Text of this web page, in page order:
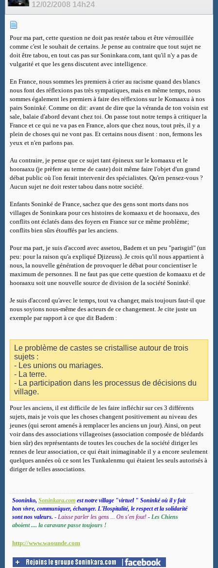
12/02/2008 14h24
Pour ma part, cette question ne doit pas restée tabou et être vérrouillée
comme c'est le souhait de certains. Je pense au contraire que tout sujet ne
doit être tabou, en tout cas pas sur Soninkara.com, tant qu'il n'y a pas de
vulgarité et que les gens discutent avec intelligence.
En France, nous sommes les premiers à crier au racisme quand des blancs
nous font des réflexions pas très sympatiques, mais en même temps, nous
sommes également les premiers à faire des réflexions sur le Komaaxu à nos
pairs Soninké. Comme on dit: avant de dire que la véranda de ton voisin est
sale, balaie d'abord devant chez toi. On passe tout notre temps à critiquer la
France et ce qui ne va pas en France, alors que chez nous, tout près, il y a
plein de choses qui ne vont pas. Et certains nous disent : non, fermons les
yeux et n'en parlons pas.
Au contraire, je pense que ce sujet tant épineux sur le komaaxu et le
hooraaxu (je prèfere au terme de caste) doit même faire l'objet d'un grand
débat public où l'on ferait intervenir des spécialistes. Qu'en pensez-vous ?
Aucun sujet ne doit rester tabou dans notre société.
Enfants Soninké de France, sachez que des gens sont morts dans nos
villages de Soninkara pour ces histoires de komaaxu et de hooraaxu, des
conflits ont éclatés dans des foyers en France sur ce même problème;
conflits bien sûrs étouffés par les anciens.
Pour ma part, je suis d'accord avec assetou, Badem et un peu "parisgirl" (un
peu: pour la raison qu'a expliqué Djizeuss). Je crois qu'il nous appartient à
nous, la nouvelle génération de provoquer le débat pour concientiser le
maximum de personnes. Il ne faut pas que cette question de komaaxu et de
hooraaxu soit une nouvelle source de division de la société Soninké.
Je suis d'accord qu'avec le temps, tout va changer, mais toujours faut-il que
nous soyions nous-même des acteurs de ce changement. Je cite juste un
exemple par rapport à ce que dit Badem :
Le problème de castes se cristallise autour de trois
sujets :
- Les unions ou mariages.
- La terre.
- La participation dans les processus de décisions du
village.
Pour les anciens, il est difficile de les faire infléchir sur ces 3 différents
sujets, mais je vois que les choses changent positivement au niveau des
jeunes (qui seront amenés à remplacer les anciens un jour). Ainsi, on peut
voir dans des associations villageoises (association composée de blédards
bien sûr) des représentants de toutes les couches de la société diriger les
rennes de leur association, ce qui était inimaginable il y a encore seulement
quelques années où ce sont les Tunkalenmu qui étaient les seuls autorisés à
diriger de telles associations.
Sooninko, Soninkara.com est notre village "virtuel " Soninké où il y fait
bon vivre, communiquer, échanger. L'Hospitalité, le respect et la solidarité
sont nos valeurs. - Laisse parler les gens ... On s'en fout! - Les Chiens
aboient .... la caravane passe toujours !
http://www.waounde.com